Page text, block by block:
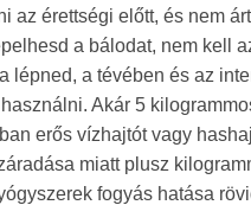
az érettségi előtt, és nem
a bálodat, nem kell
lépned, a tévében és az
Akár 5
erős vízhajtót vagy
miatt plusz
fogyás hatása